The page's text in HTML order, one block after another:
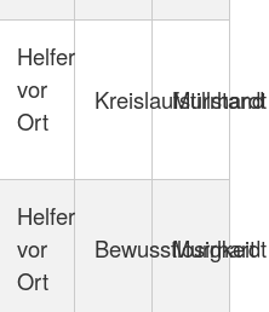
Helfer
vor
Ort
Kreislaufstillstand
Murrhardt
Helfer
vor
Ort
Bewusstlosigkeit
Murrhardt